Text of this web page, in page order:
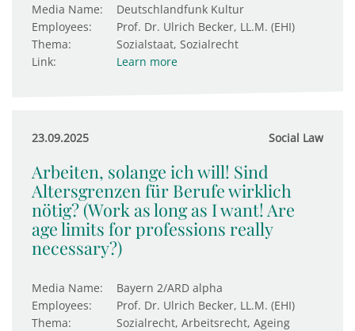
Media Name:
Deutschlandfunk Kultur
Employees:
Prof. Dr. Ulrich Becker, LL.M. (EHI)
Thema:
Sozialstaat, Sozialrecht
Link:
Learn more
23.09.2025 Social Law
Arbeiten, solange ich will! Sind
Altersgrenzen für Berufe wirklich
nötig? (Work as long as I want! Are
age limits for professions really
necessary?)
Media Name:
Bayern 2/ARD alpha
Employees:
Prof. Dr. Ulrich Becker, LL.M. (EHI)
Thema:
Sozialrecht, Arbeitsrecht, Ageing